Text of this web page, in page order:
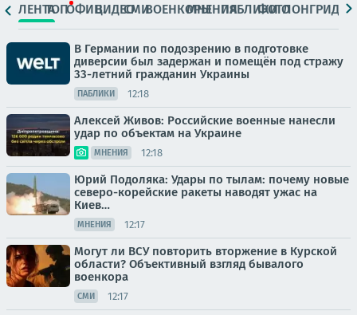
ЛЕНТАТОПОФИЦ.ВИДЕОСМИВОЕНКОРЫМНЕНИЯПАБЛИКИ
ФОТОЛОНГРИДЫ
В Германии по подозрению в подготовке
диверсии был задержан и помещён под стражу
33-летний гражданин Украины
ПАБЛИКИ 12:18
Алексей Живов: Российские военные нанесли
удар по объектам на Украине
МНЕНИЯ 12:18
Юрий Подоляка: Удары по тылам: почему новые
северо-корейские ракеты наводят ужас на
Киев…
МНЕНИЯ 12:17
Могут ли ВСУ повторить вторжение в Курской
области? Объективный взгляд бывалого
военкора
СМИ 12:17